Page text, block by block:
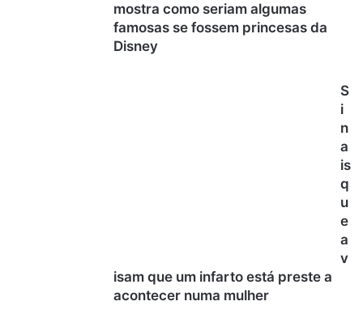
mostra como seriam algumas
famosas se fossem princesas da
Disney
S
i
n
a
is
q
u
e
a
v
isam que um infarto está preste a
acontecer numa mulher